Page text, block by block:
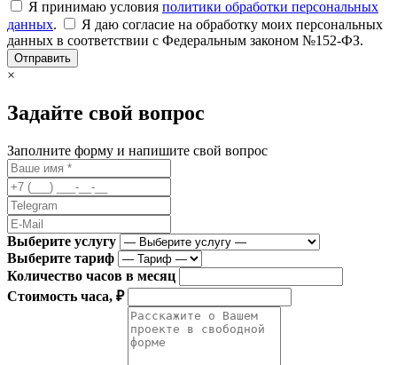
Я принимаю условия политики обработки персональных
данных.
Я даю согласие на обработку моих персональных
данных в соответствии с Федеральным законом №152-ФЗ.
Отправить
×
Задайте свой вопрос
Заполните форму и напишите свой вопрос
Выберите услугу
Выберите тариф
Количество часов в месяц
Стоимость часа, ₽